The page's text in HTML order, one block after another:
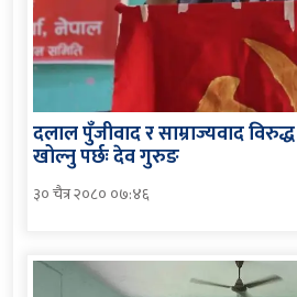
दलाल पुँजीवाद र साम्राज्यवाद
खोल्नु पर्छः देव गुरुङ
३० चैत्र २०८० ०७:४६